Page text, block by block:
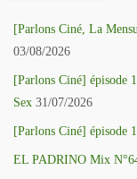
[Parlons Ciné, La
03/08/2026
[Parlons Ciné] épisode
Sex 31/07/2026
[Parlons Ciné] épisode
EL PADRINO Mix